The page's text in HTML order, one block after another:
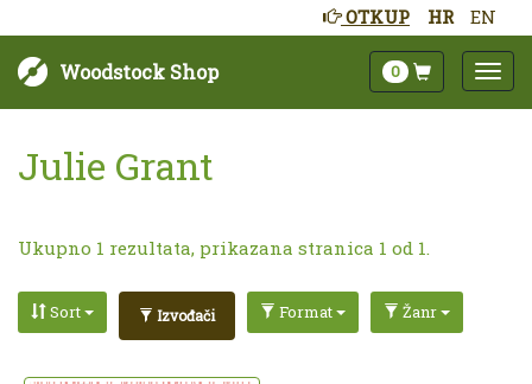
HR EN
OTKUP
Woodstock Shop 0
Julie Grant
Ukupno 1 rezultata, prikazana stranica 1 od 1.
Sort Izvođači Format Žanr